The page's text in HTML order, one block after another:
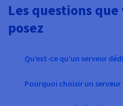
Les questions que
posez
Qu’est-ce qu’un serveur
Pourquoi choisir un serveur